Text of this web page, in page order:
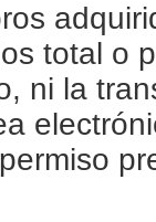
total o
ni la